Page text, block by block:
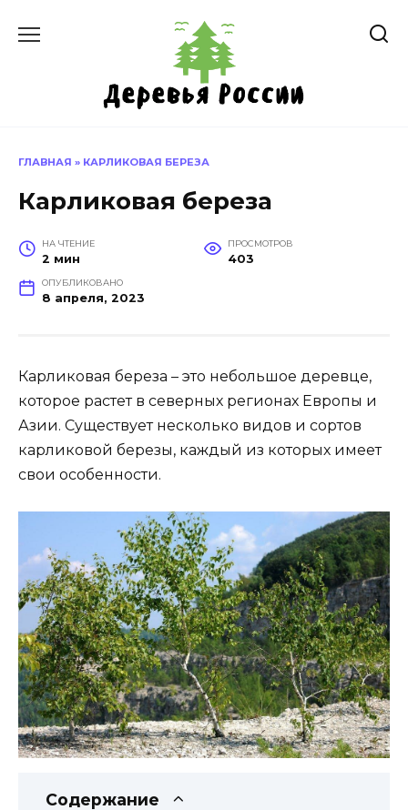
ГЛАВНАЯ » КАРЛИКОВАЯ БЕРЕЗА
Карликовая береза
НА ЧТЕНИЕ
2 мин
ПРОСМОТРОВ
403
ОПУБЛИКОВАНО
8 апреля, 2023
Карликовая береза – это небольшое деревце,
которое растет в северных регионах Европы и
Азии. Существует несколько видов и сортов
карликовой березы, каждый из которых имеет
свои особенности.
Содержание